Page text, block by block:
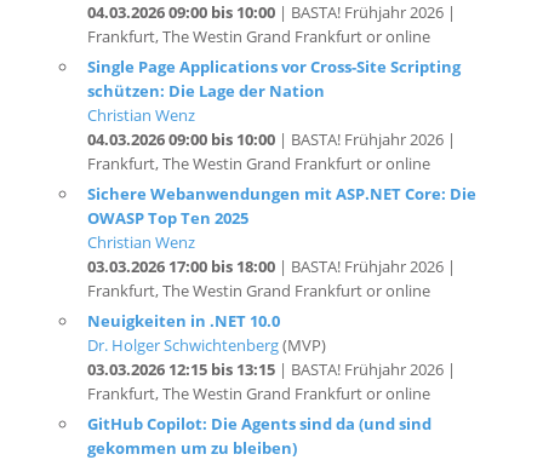
Single Page Applications vor Cross-Site Scripting
schützen: Die Lage der Nation
Christian Wenz
04.03.2026 09:00 bis 10:00| BASTA! Frühjahr 2026 |
Frankfurt, The Westin Grand Frankfurt or online
Sichere Webanwendungen mit ASP.NET Core: Die
OWASP Top Ten 2025
Christian Wenz
03.03.2026 17:00 bis 18:00
Frankfurt, The Westin Grand Frankfurt or online
Neuigkeiten in .NET 10.0
Dr. Holger Schwichtenberg(MVP)
03.03.2026 12:15 bis 13:15| BASTA! Frühjahr 2026 |
Frankfurt, The Westin Grand Frankfurt or online
GitHub Copilot: Die Agents sind da (und sind
gekommen um zu bleiben)
Neno Loje
03.03.2026 12:15 bis 13:00| BASTA! Frühjahr 2026 |